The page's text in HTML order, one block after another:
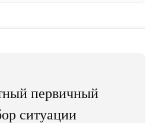
первичный
ситуации